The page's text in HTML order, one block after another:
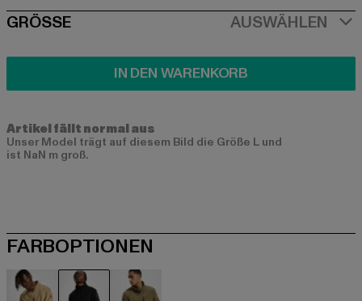
SIZE
GRÖSSE AUSWÄHLEN
IN DEN WARENKORB
Artikel fällt normal aus
Unser Model trägt auf diesem Bild die Größe L und
ist NaN m groß.
FARBOPTIONEN